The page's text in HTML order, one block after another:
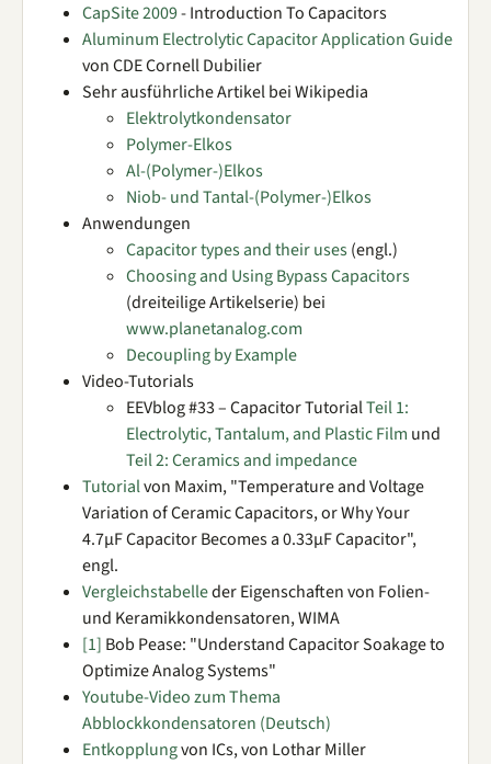
CapSite 2009- Introduction To Capacitors
Aluminum Electrolytic Capacitor Application Guide
von CDE Cornell Dubilier
Sehr ausführliche Artikel bei Wikipedia
Elektrolytkondensator
Polymer-Elkos
Al-(Polymer-)Elkos
Niob- und Tantal-(Polymer-)Elkos
Anwendungen
Capacitor types and their uses(engl.)
Choosing and Using Bypass Capacitors
(dreiteilige Artikelserie) bei
www.planetanalog.com
Decoupling by Example
Video-Tutorials
EEVblog #33 – Capacitor TutorialTeil 1:
Electrolytic, Tantalum, and Plastic Film und
Teil 2: Ceramics and impedance
Tutorialvon Maxim, "Temperature and Voltage
Variation of Ceramic Capacitors, or Why Your
4.7µF Capacitor Becomes a 0.33µF Capacitor",
engl.
Vergleichstabelleder Eigenschaften von Folien-
und Keramikkondensatoren, WIMA
[1] Bob Pease: "Understand Capacitor Soakage to
Optimize Analog Systems"
Youtube-Video zum Thema
Abblockkondensatoren (Deutsch)
Entkopplungvon ICs, von Lothar Miller